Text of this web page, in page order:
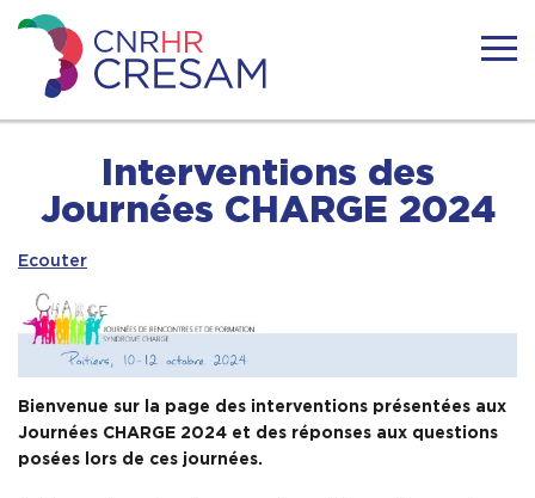
to
content
CRESAM
ACTUALITÉS
LE CRESAM
LA SURDICÉCITÉ
RESSOURCES
TÉMOIGNAGES
Interventions des
Journées CHARGE 2024
Ecouter
Bienvenue sur la page des interventions présentées aux
Journées CHARGE 2024 et des réponses aux questions
posées lors de ces journées.